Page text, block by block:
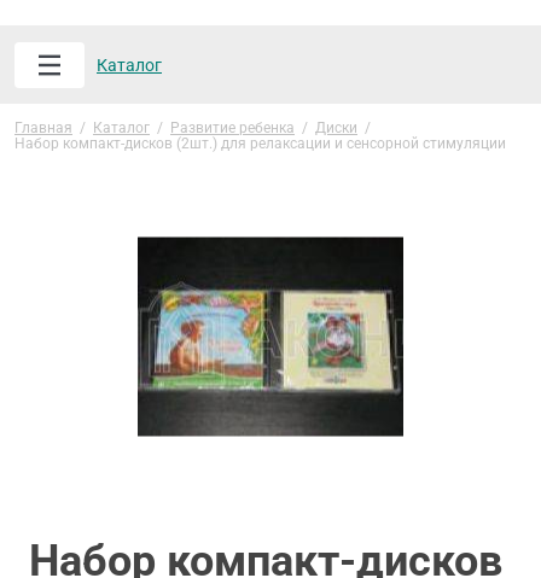
Каталог
Главная / Каталог / Развитие ребенка / Диски /
Набор компакт-дисков (2шт.) для релаксации и сенсорной стимуляции
Набор компакт-дисков